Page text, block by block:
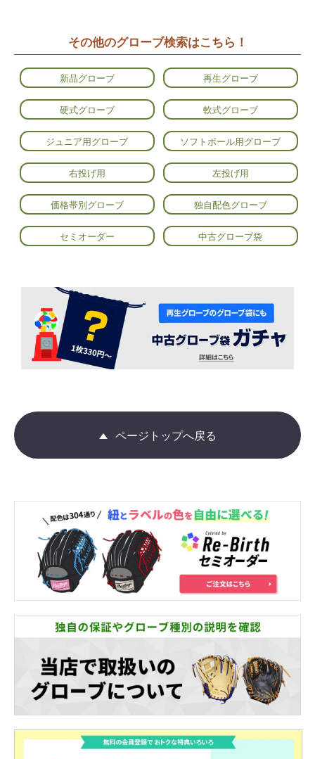
その他のグローブ検索はこちら！
新品グローブ 再生グローブ
硬式グローブ 軟式グローブ
ジュニア用グローブ ソフトボール用グローブ
右投げ用 左投げ用
価格帯別グローブ 独自配色グローブ
セミオーダー 中古グローブ袋
ページトップへ戻る